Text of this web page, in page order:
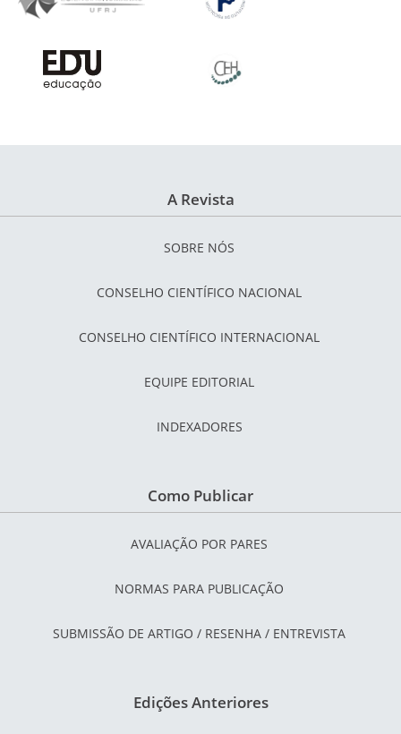
A Revista
SOBRE NÓS
CONSELHO CIENTÍFICO NACIONAL
CONSELHO CIENTÍFICO INTERNACIONAL
EQUIPE EDITORIAL
INDEXADORES
Como Publicar
AVALIAÇÃO POR PARES
NORMAS PARA PUBLICAÇÃO
SUBMISSÃO DE ARTIGO / RESENHA / ENTREVISTA
Edições Anteriores